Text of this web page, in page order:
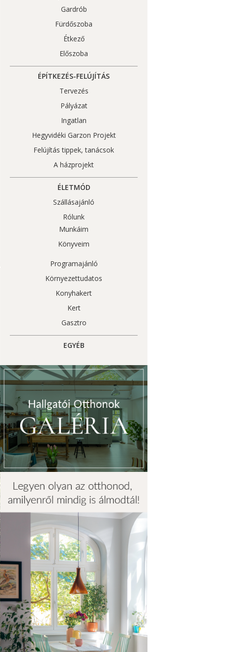
Gardrób
Fürdőszoba
Étkező
Előszoba
ÉPÍTKEZÉS-FELÚJÍTÁS
Tervezés
Pályázat
Ingatlan
Hegyvidéki Garzon Projekt
Felújítás tippek, tanácsok
A házprojekt
ÉLETMÓD
Szállásajánló
Rólunk
Munkáim
Könyveim
Programajánló
Környezettudatos
Konyhakert
Kert
Gasztro
EGYÉB